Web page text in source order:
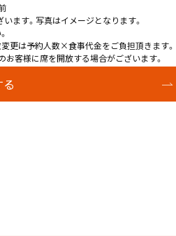
ます。写真はイメージとなります。
更は予約人数×食事代金をご負担頂きます。
客様に席を開放する場合がございます。